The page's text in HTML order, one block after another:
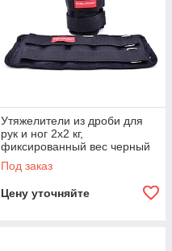
Утяжелители из дроби для
рук и ног 2х2 кг,
фиксированный вес черный
Под заказ
Цену уточняйте